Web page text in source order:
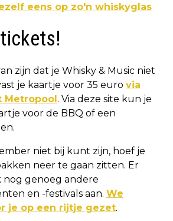
eens op zo'n whiskyglas
zijn dat je Whisky & Music niet
je kaartje voor 35 euro via
Metropool. Via deze site kun je
voor de BBQ of een
niet bij kunt zijn, hoef je
neer te gaan zitten. Er
nog genoeg andere
en -festivals aan. We
je op een rijtje gezet.